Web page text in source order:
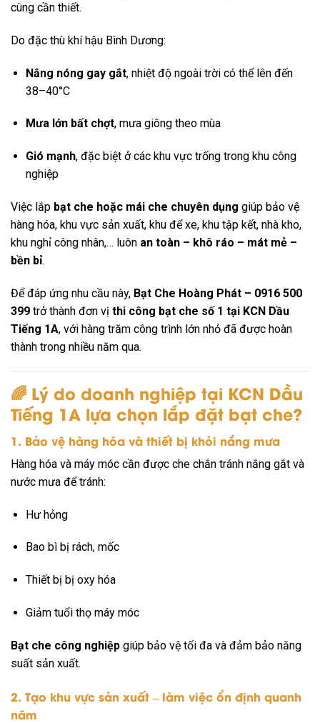
cùng cần thiết.
Do đặc thù khí hậu Bình Dương:
Nắng nóng gay gắt, nhiệt độ ngoài trời có thể lên đến
38–40°C
Mưa lớn bất chợt, mưa giông theo mùa
Gió mạnh, đặc biệt ở các khu vực trống trong khu công
nghiệp
Việc lắp bạt che hoặc mái che chuyên dụng giúp bảo vệ
hàng hóa, khu vực sản xuất, khu để xe, khu tập kết, nhà kho,
khu nghỉ công nhân,… luôn an toàn – khô ráo – mát mẻ –
bền bỉ.
Để đáp ứng nhu cầu này, Bạt Che Hoàng Phát – 0916 500
399 trở thành đơn vị thi công bạt che số 1 tại KCN Dầu
Tiếng 1A, với hàng trăm công trình lớn nhỏ đã được hoàn
thành trong nhiều năm qua.
🌈 Lý do doanh nghiệp tại KCN Dầu
Tiếng 1A lựa chọn lắp đặt bạt che?
1. Bảo vệ hàng hóa và thiết bị khỏi nắng mưa
Hàng hóa và máy móc cần được che chắn tránh nắng gắt và
nước mưa để tránh:
Hư hỏng
Bao bì bị rách, mốc
Thiết bị bị oxy hóa
Giảm tuổi thọ máy móc
Bạt che công nghiệp giúp bảo vệ tối đa và đảm bảo năng
suất sản xuất.
2. Tạo khu vực sản xuất – làm việc ổn định quanh
năm